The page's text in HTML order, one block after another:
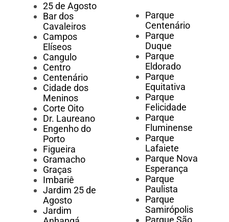
25 de Agosto
Bar dos
Cavaleiros
Campos
Elíseos
Cangulo
Centro
Centenário
Cidade dos
Meninos
Corte Oito
Dr. Laureano
Engenho do
Porto
Figueira
Gramacho
Graças
Imbariê
Jardim 25 de
Agosto
Jardim
Parque
Centenário
Parque
Duque
Parque
Eldorado
Parque
Equitativa
Parque
Felicidade
Parque
Fluminense
Parque
Lafaiete
Parque Nova
Esperança
Parque
Paulista
Parque
Samirópolis